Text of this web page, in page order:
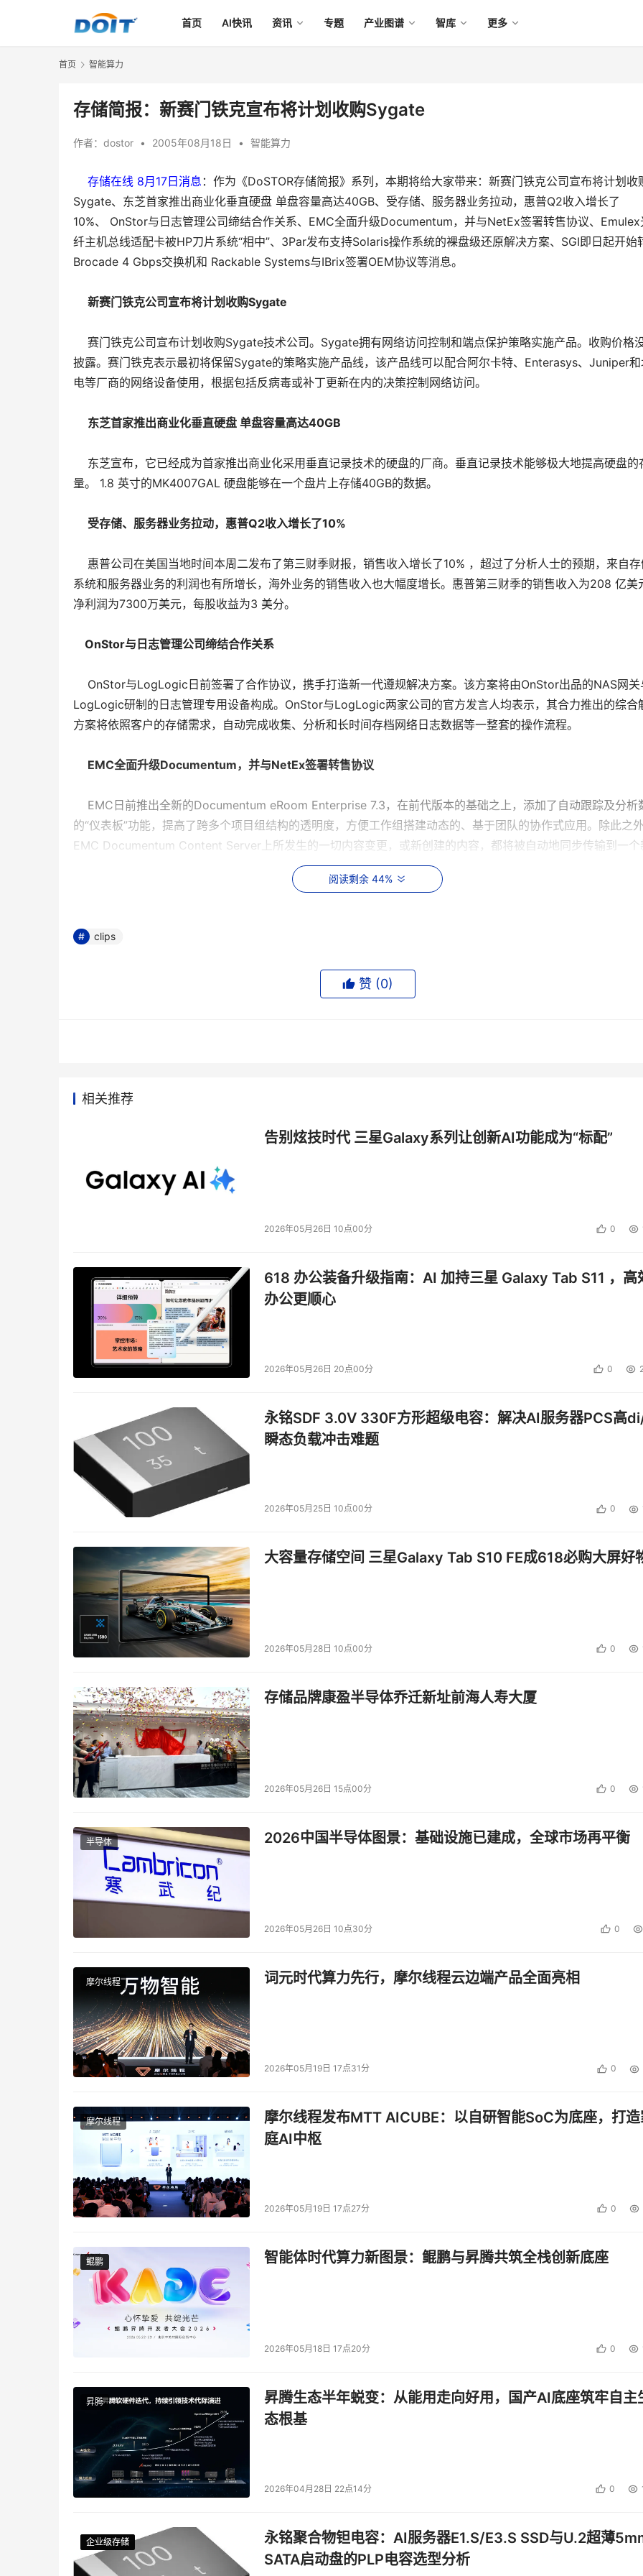
首页 AI快讯 资讯 专题 产业图谱 智库 更多
首页 智能算力
存储简报：新赛门铁克宣布将计划收购Sygate
作者： dostor • 2005年08月18日 • 智能算力
存储在线 8月17日消息 ：作为《DoSTOR存储简报》系列，本期将给大家带来：新赛门铁克公司宣布将计划收
Sygate、东芝首家推出商业化垂直硬盘 单盘容量高达40GB、受存储、服务器业务拉动，惠普Q2收入增长了
10%、 OnStor与日志管理公司缔结合作关系、EMC全面升级Documentum，并与NetEx签署转售协议、Emulex
纤主机总线适配卡被HP刀片系统“相中”、3Par发布支持Solaris操作系统的裸盘级还原解决方案、SGI即日起开始
Brocade 4 Gbps交换机和 Rackable Systems与IBrix签署OEM协议等消息。
新赛门铁克公司宣布将计划收购Sygate
赛门铁克公司宣布计划收购Sygate技术公司。Sygate拥有网络访问控制和端点保护策略实施产品。收购价格
披露。赛门铁克表示最初将保留Sygate的策略实施产品线，该产品线可以配合阿尔卡特、Enterasys、Juniper
电等厂商的网络设备使用，根据包括反病毒或补丁更新在内的决策控制网络访问。
东芝首家推出商业化垂直硬盘 单盘容量高达40GB
东芝宣布，它已经成为首家推出商业化采用垂直记录技术的硬盘的厂商。垂直记录技术能够极大地提高硬盘的
量。 1.8 英寸的MK4007GAL 硬盘能够在一个盘片上存储40GB的数据。
受存储、服务器业务拉动，惠普Q2收入增长了10%
惠普公司在美国当地时间本周二发布了第三财季财报，销售收入增长了10% ，超过了分析人士的预期，来自
系统和服务器业务的利润也有所增长，海外业务的销售收入也大幅度增长。惠普第三财季的销售收入为208 亿美
净利润为7300万美元，每股收益为3 美分。
OnStor与日志管理公司缔结合作关系
OnStor与LogLogic日前签署了合作协议，携手打造新一代遵规解决方案。该方案将由OnStor出品的NAS网关
LogLogic研制的日志管理专用设备构成。OnStor与LogLogic两家公司的官方发言人均表示，其合力推出的综合
方案将依照客户的存储需求，自动完成收集、分析和长时间存档网络日志数据等一整套的操作流程。
EMC全面升级Documentum，并与NetEx签署转售协议
EMC日前推出全新的Documentum eRoom Enterprise 7.3，在前代版本的基础之上，添加了自动跟踪及分析
的“仪表板”功能，提高了跨多个项目组结构的透明度，方便工作组搭建动态的、基于团队的协作式应用。除此之外
EMC Documentum Content Server上所发生的一切内容变更，或新创建的内容，都将被自动地同步传输到一个
创建的链接文件夹内，通告所有项目团队。该产品中还引入了一些新的安全性能，允许用户有选择性地访问部分数
与此同时，EMC还宣布与NetEx公司就HyperIP Data Replication Optimizer数据复制加速专用设备签署了一
售协议，EMC将通过它的EMC精选计划分销网络来促销该产品。
3Par发布支持Solaris操作系统的裸盘级还原解决方案
3Par Data Inc.日前发布了一款专为运行Solaris操作系统的服务器产品量身定做的裸盘级（bare-metal）自动配
置解决方案，以简化Solaris系统的资源配置流程。据3Par公司的发言人介绍，该产品结合了3Par Virtual Copy和
博科与硅谷图形日前签署了一份转售协议，SGI将从即时起开始代销博科公司的4 Gbps导向器和入门级交换机
品。
Rackable Systems与IBrix签署OEM协议
被整合到Rackable Systems基于SAN或iSCSI技术的存储设备内，捆绑出售。
阅读剩余 44%
本文来源于DOIT传媒，文章内容仅供参考，不构成投资建议。
clips
赞 (0)
相关推荐
告别炫技时代 三星Galaxy系列让创新AI功能成为“标配”
2026年05月26日 10点00分 0
618 办公装备升级指南：AI 加持三星 Galaxy Tab S11 ，高
办公更顺心
2026年05月26日 20点00分 0
永铭SDF 3.0V 330F方形超级电容：解决AI服务器PCS高
瞬态负载冲击难题
2026年05月25日 10点00分 0
大容量存储空间 三星Galaxy Tab S10 FE成618必购大屏好
2026年05月28日 10点00分 0
存储品牌康盈半导体乔迁新址前海人寿大厦
2026年05月26日 15点00分 0
半导体 2026中国半导体图景：基础设施已建成，全球市场再平衡
2026年05月26日 10点30分 0
摩尔线程 词元时代算力先行，摩尔线程云边端产品全面亮相
2026年05月19日 17点31分 0
摩尔线程
摩尔线程发布MTT AICUBE：以自研智能SoC为底座，打
庭AI中枢
2026年05月19日 17点27分 0
鲲鹏
鲲鹏 智能体时代算力新图景：鲲鹏与昇腾共筑全栈创新底座
2026年05月18日 17点20分 0
昇腾
昇腾生态半年蜕变：从能用走向好用，国产AI底座筑牢自主
态根基
2026年04月28日 22点14分 0
企业级存储
企业级存储
企业级存储
企业级存储
永铭聚合物钽电容：AI服务器E1.S/E3.S SSD与U.2超薄
SATA启动盘的PLP电容选型分析